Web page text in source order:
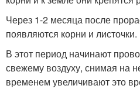
Через 1-2 месяца после
появляются корни и листочки.
В этот период начинают
свежему воздуху, снимая на
временем увеличивают это